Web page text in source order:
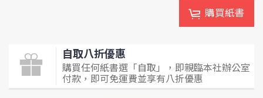
購買紙書
自取八折優惠
購買任何紙書選「自取」，即親臨本社辦公室
付款，即可免運費並享有八折優惠